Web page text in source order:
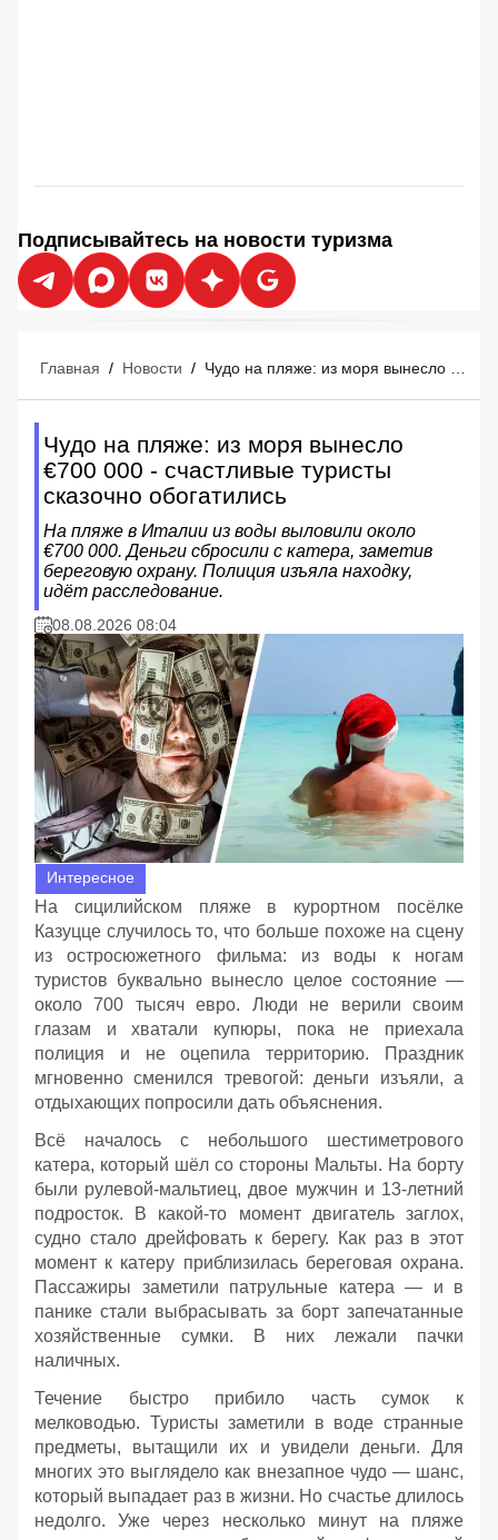
Подписывайтесь на новости туризма
Главная / Новости /
Чудо на пляже: из моря вынесло
€700 000 - счастливые туристы
сказочно обогатились
На пляже в Италии из воды выловили около
€700 000. Деньги сбросили с катера, заметив
береговую охрану. Полиция изъяла находку,
идёт расследование.
08.08.2026 08:04
Интересное
На сицилийском пляже в курортном посёлке
Казуцце случилось то, что больше похоже на сцену
из остросюжетного фильма: из воды к ногам
туристов буквально вынесло целое состояние —
около 700 тысяч евро. Люди не верили своим
глазам и хватали купюры, пока не приехала
полиция и не оцепила территорию. Праздник
мгновенно сменился тревогой: деньги изъяли, а
отдыхающих попросили дать объяснения.
Всё началось с небольшого шестиметрового
катера, который шёл со стороны Мальты. На борту
были рулевой‑мальтиец, двое мужчин и 13‑летний
подросток. В какой‑то момент двигатель заглох,
судно стало дрейфовать к берегу. Как раз в этот
момент к катеру приблизилась береговая охрана.
Пассажиры заметили патрульные катера — и в
панике стали выбрасывать за борт запечатанные
хозяйственные сумки. В них лежали пачки
наличных.
Течение быстро прибило часть сумок к
мелководью. Туристы заметили в воде странные
предметы, вытащили их и увидели деньги. Для
многих это выглядело как внезапное чудо — шанс,
который выпадает раз в жизни. Но счастье длилось
недолго. Уже через несколько минут на пляже